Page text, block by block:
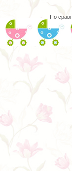
По